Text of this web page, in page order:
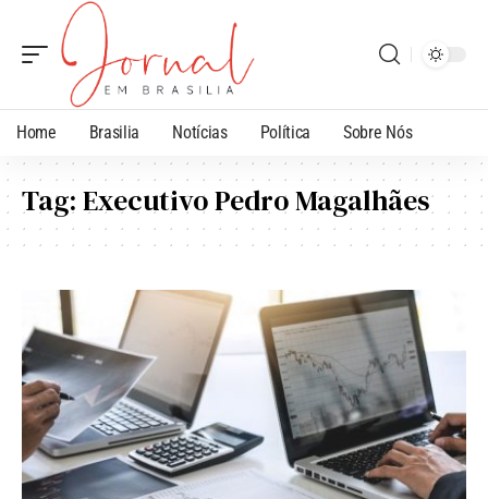
Home Brasilia Notícias Política Sobre Nós
Tag:Executivo Pedro Magalhães